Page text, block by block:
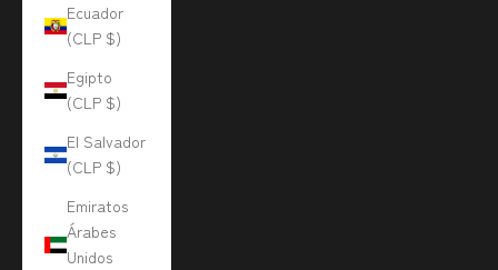
Ecuador
(CLP $)
Egipto
(CLP $)
El Salvador
(CLP $)
Emiratos
Árabes
Unidos